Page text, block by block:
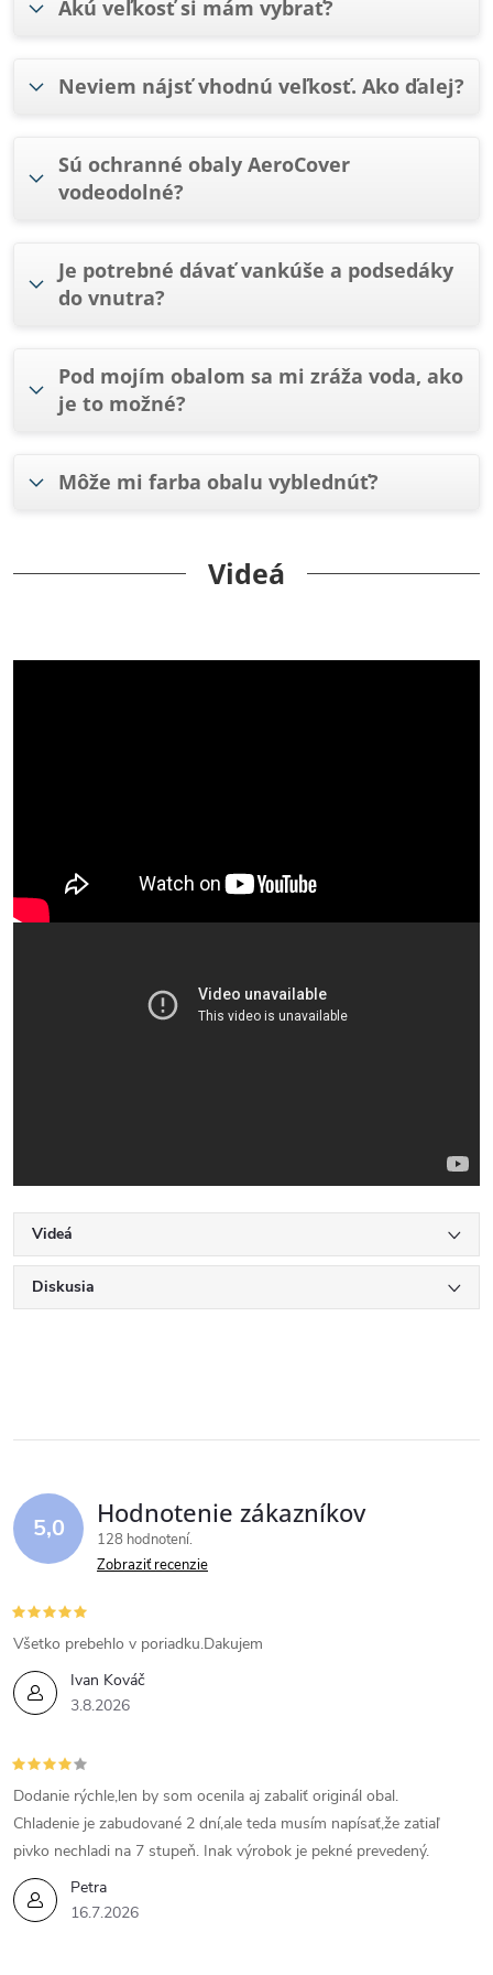
Akú veľkosť si mám vybrať?
Neviem nájsť vhodnú veľkosť. Ako ďalej?
Sú ochranné obaly AeroCover
vodeodolné?
Je potrebné dávať vankúše a podsedáky
do vnutra?
Pod mojím obalom sa mi zráža voda, ako
je to možné?
Môže mi farba obalu vyblednúť?
Videá
Videá
Diskusia
5,0 Hodnotenie zákazníkov
128 hodnotení
Zobraziť recenzie
Ivan Kováč
3.8.2026
Všetko prebehlo v poriadku.Dakujem
Petra
16.7.2026
Dodanie rýchle,len by som ocenila aj zabaliť originál obal.
Chladenie je zabudované 2 dní,ale teda musím napísať,že zatiaľ
pivko nechladi na 7 stupeň. Inak výrobok je pekné prevedený.